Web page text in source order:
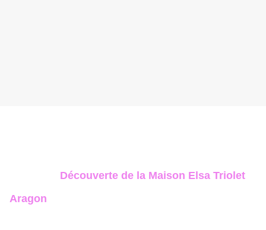
Découverte de la Maison Elsa Triolet
Aragon